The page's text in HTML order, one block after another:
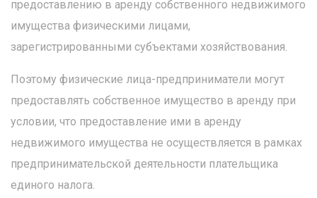
предоставлению в аренду собственного недвижимого
имущества физическими лицами,
зарегистрированными субъектами хозяйствования.
Поэтому физические лица-предприниматели могут
предоставлять собственное имущество в аренду при
условии, что предоставление ими в аренду
недвижимого имущества не осуществляется в рамках
предпринимательской деятельности плательщика
единого налога.